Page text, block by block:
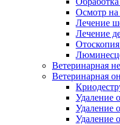
Осмотр
Лечение
Лечение
Ветеринарная
Ветеринарная
Удаление
Удаление
Удаление